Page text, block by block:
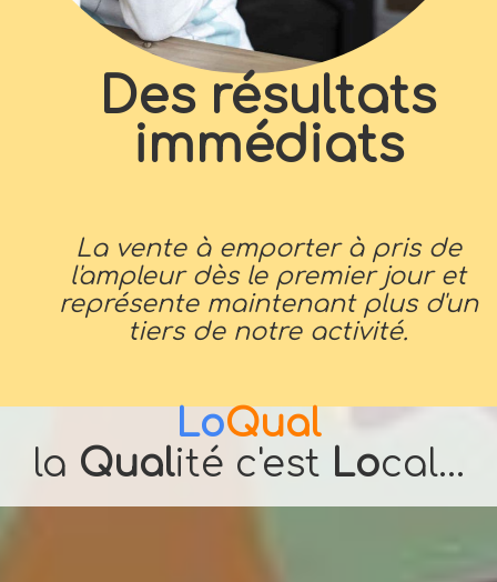
Des résultats
immédiats
La vente à emporter à pris de
l'ampleur dès le premier jour et
représente maintenant plus d'un
tiers de notre activité.
LoQual
la Qualité c'est Local...